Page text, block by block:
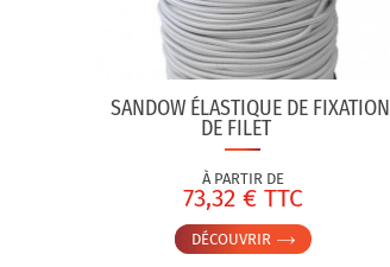
SANDOW ÉLASTIQUE DE FIXATION
DE FILET
À PARTIR DE
73,32 € TTC
DÉCOUVRIR